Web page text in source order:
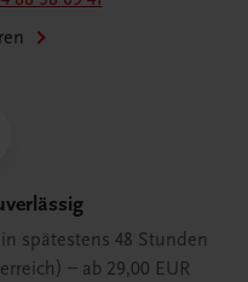
spätestens 48 Stunden
– ab 29,00 EUR